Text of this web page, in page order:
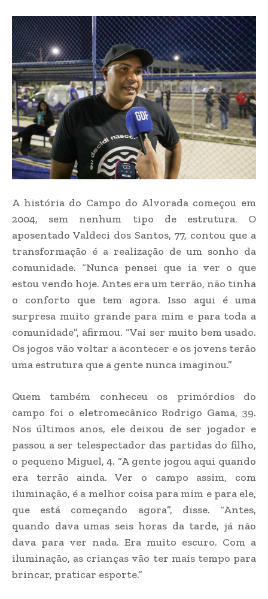
A história do Campo do Alvorada começou em
2004, sem nenhum tipo de estrutura. O
aposentado Valdeci dos Santos, 77, contou que a
transformação é a realização de um sonho da
comunidade. “Nunca pensei que ia ver o que
estou vendo hoje. Antes era um terrão, não tinha
o conforto que tem agora. Isso aqui é uma
surpresa muito grande para mim e para toda a
comunidade”, afirmou. “Vai ser muito bem usado.
Os jogos vão voltar a acontecer e os jovens terão
uma estrutura que a gente nunca imaginou.”
Quem também conheceu os primórdios do
campo foi o eletromecânico Rodrigo Gama, 39.
Nos últimos anos, ele deixou de ser jogador e
passou a ser telespectador das partidas do filho,
o pequeno Miguel, 4. “A gente jogou aqui quando
era terrão ainda. Ver o campo assim, com
iluminação, é a melhor coisa para mim e para ele,
que está começando agora”, disse. “Antes,
quando dava umas seis horas da tarde, já não
dava para ver nada. Era muito escuro. Com a
iluminação, as crianças vão ter mais tempo para
brincar, praticar esporte.”